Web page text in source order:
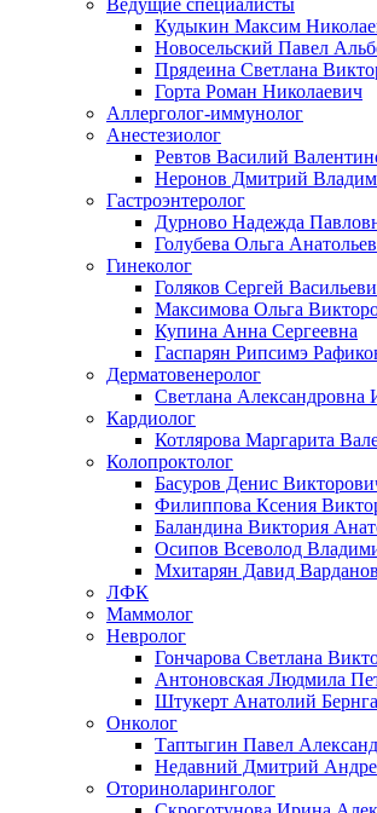
Ведущие специалисты
Кудыкин Максим
Новосельский Павел
Прядеина Светлана
Горта Роман Николаевич
Аллерголог-иммунолог
Анестезиолог
Ревтов Василий
Неронов Дмитрий
Гастроэнтеролог
Дурново Надежда
Голубева Ольга
Гинеколог
Голяков Сергей
Максимова Ольга
Купина Анна Сергеевна
Гаспарян Рипсимэ
Дерматовенеролог
Светлана Александровна
Кардиолог
Котлярова Маргарита
Колопроктолог
Басуров Денис
Филиппова Ксения
Баландина Виктория
Осипов Всеволод
Мхитарян Давид
ЛФК
Маммолог
Невролог
Гончарова Светлана
Антоновская Людмила
Штукерт Анатолий
Онколог
Таптыгин Павел
Недавний Дмитрий
Оториноларинголог